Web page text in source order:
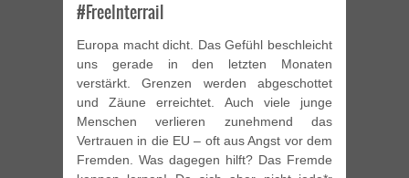
#FreeInterrail
Europa macht dicht. Das Gefühl beschleicht
uns gerade in den letzten Monaten
verstärkt. Grenzen werden abgeschottet
und Zäune erreichtet. Auch viele junge
Menschen verlieren zunehmend das
Vertrauen in die EU – oft aus Angst vor dem
Fremden. Was dagegen hilft? Das Fremde